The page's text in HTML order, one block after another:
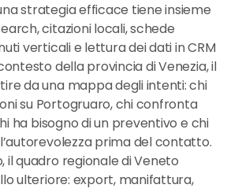
strategia efficace tiene insieme
citazioni locali, schede
verticali e lettura dei dati in CRM
della provincia di Venezia, il
da una mappa degli intenti: chi
su Portogruaro, chi confronta
ha bisogno di un preventivo e chi
prima del contatto.
il quadro regionale di Veneto
ulteriore: export, manifattura,